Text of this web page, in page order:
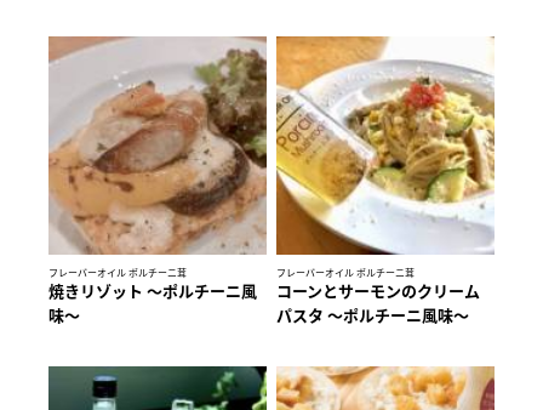
フレーバーオイル ポルチーニ茸
焼きリゾット ～ポルチーニ風
味～
フレーバーオイル ポルチーニ茸
コーンとサーモンのクリーム
パスタ 〜ポルチーニ風味〜